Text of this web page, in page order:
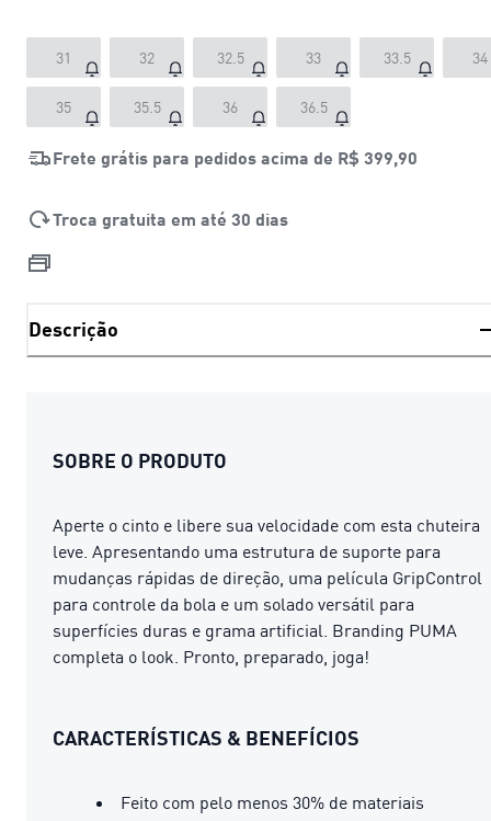
31 32 32.5 33 33.5 34
35 35.5 36 36.5
Frete grátis para pedidos acima de R$ 399,90
Troca gratuita em até 30 dias
Descrição
SOBRE O PRODUTO
Aperte o cinto e libere sua velocidade com esta chuteira
leve. Apresentando uma estrutura de suporte para
mudanças rápidas de direção, uma película GripControl
para controle da bola e um solado versátil para
superfícies duras e grama artificial. Branding PUMA
completa o look. Pronto, preparado, joga!
CARACTERÍSTICAS & BENEFÍCIOS
Feito com pelo menos 30% de materiais